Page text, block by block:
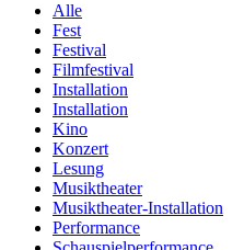
Alle
Fest
Festival
Filmfestival
Installation
Installation
Kino
Konzert
Lesung
Musiktheater
Musiktheater-Installation
Performance